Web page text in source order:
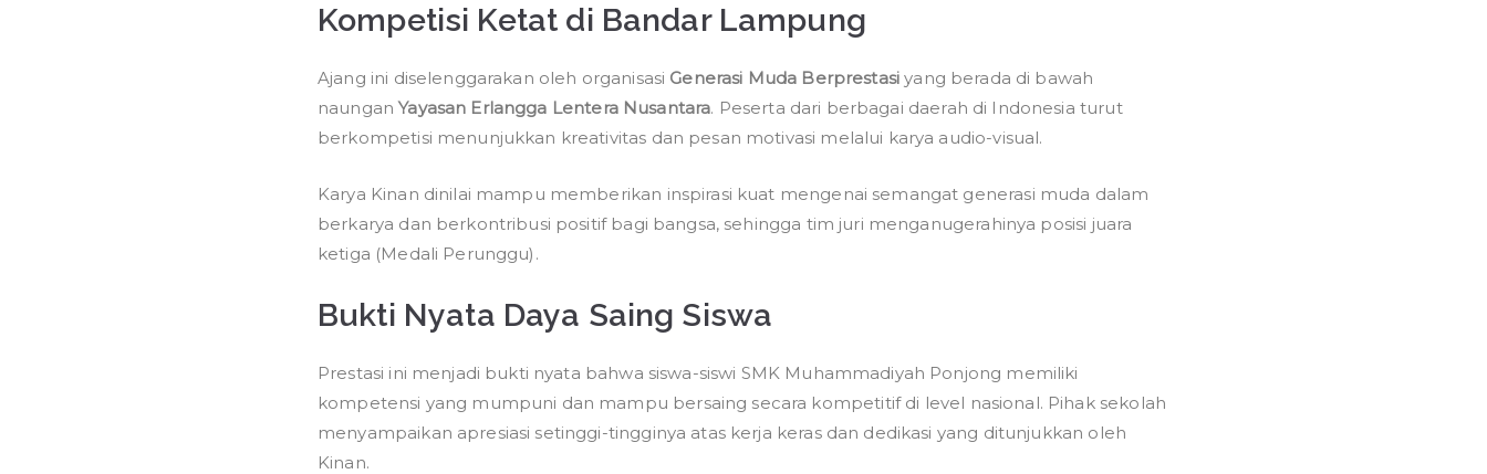
2026
Kompetisi Ketat di Bandar Lampung
Ajang ini diselenggarakan oleh organisasi Generasi Muda Berprestasi yang berada di bawah
naunganYayasan Erlangga Lentera Nusantara. Peserta dari berbagai daerah di Indonesia turut
berkompetisi menunjukkan kreativitas dan pesan motivasi melalui karya audio-visual.
Karya Kinan dinilai mampu memberikan inspirasi kuat mengenai semangat generasi muda dalam
berkarya dan berkontribusi positif bagi bangsa, sehingga tim juri menganugerahinya posisi juara
ketiga (Medali Perunggu).
Bukti Nyata Daya Saing Siswa
Prestasi ini menjadi bukti nyata bahwa siswa-siswi SMK Muhammadiyah Ponjong memiliki
kompetensi yang mumpuni dan mampu bersaing secara kompetitif di level nasional. Pihak sekolah
menyampaikan apresiasi setinggi-tingginya atas kerja keras dan dedikasi yang ditunjukkan oleh
Kinan.